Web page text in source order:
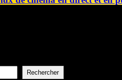
Rechercher